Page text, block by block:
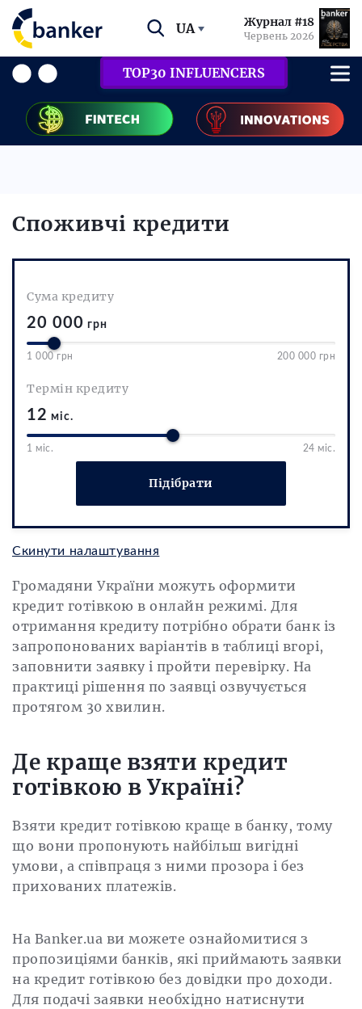
UA Журнал #18
Червень 2026
TOP30 INFLUENCERS
Споживчі кредити
Сума кредиту
20 000 грн
1 000 грн 200 000 грн
Термін кредиту
12 міс.
1 міс. 24 міс.
Підібрати
Скинути налаштування
Громадяни України можуть оформити
кредит готівкою в онлайн режимі. Для
отримання кредиту потрібно обрати банк із
запропонованих варіантів в таблиці вгорі,
заповнити заявку і пройти перевірку. На
практиці рішення по заявці озвучується
протягом 30 хвилин.
Де краще взяти кредит
готівкою в Україні?
Взяти кредит готівкою краще в банку, тому
що вони пропонують найбільш вигідні
умови, а співпраця з ними прозора і без
прихованих платежів.
На Banker.ua ви можете ознайомитися з
пропозиціями банків, які приймають заявки
на кредит готівкою без довідки про доходи.
Для подачі заявки необхідно натиснути